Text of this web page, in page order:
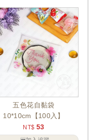
五色花自黏袋
10*10cm【100入】
NT$ 53